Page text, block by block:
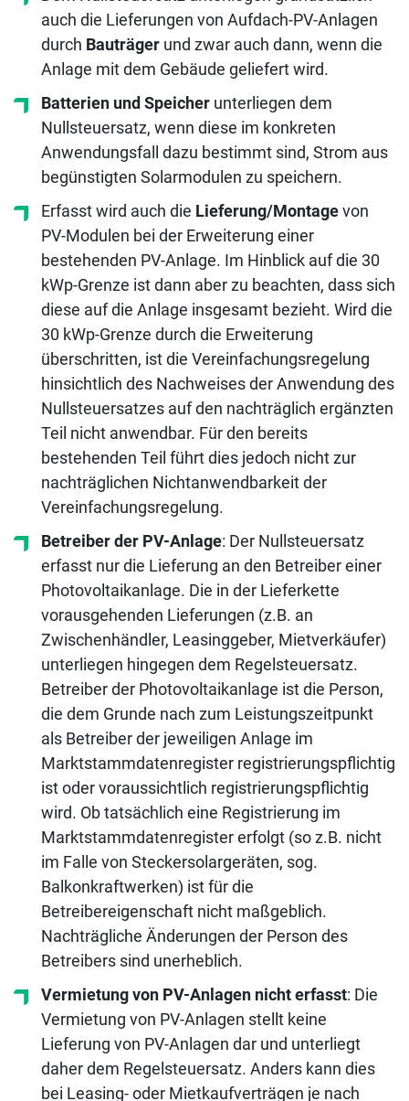
auch die Lieferungen von Aufdach-PV-Anlagen
durch Bauträger und zwar auch dann, wenn die
Anlage mit dem Gebäude geliefert wird.
Batterien und Speicher unterliegen dem
Nullsteuersatz, wenn diese im konkreten
Anwendungsfall dazu bestimmt sind, Strom aus
begünstigten Solarmodulen zu speichern.
Erfasst wird auch die Lieferung/Montagevon
PV-Modulen bei der Erweiterung einer
bestehenden PV-Anlage. Im Hinblick auf die 30
kWp-Grenze ist dann aber zu beachten, dass sich
diese auf die Anlage insgesamt bezieht. Wird die
30 kWp-Grenze durch die Erweiterung
überschritten, ist die Vereinfachungsregelung
hinsichtlich des Nachweises der Anwendung des
Nullsteuersatzes auf den nachträglich ergänzten
Teil nicht anwendbar. Für den bereits
bestehenden Teil führt dies jedoch nicht zur
nachträglichen Nichtanwendbarkeit der
Vereinfachungsregelung.
Betreiber der PV-Anlage: Der Nullsteuersatz
erfasst nur die Lieferung an den Betreiber einer
Photovoltaikanlage. Die in der Lieferkette
vorausgehenden Lieferungen (z.B. an
Zwischenhändler, Leasinggeber, Mietverkäufer)
unterliegen hingegen dem Regelsteuersatz.
Betreiber der Photovoltaikanlage ist die Person,
die dem Grunde nach zum Leistungszeitpunkt
als Betreiber der jeweiligen Anlage im
Marktstammdatenregister registrierungspflichtig
ist oder voraussichtlich registrierungspflichtig
wird. Ob tatsächlich eine Registrierung im
Marktstammdatenregister erfolgt (so z.B. nicht
im Falle von Steckersolargeräten, sog.
Balkonkraftwerken) ist für die
Betreibereigenschaft nicht maßgeblich.
Nachträgliche Änderungen der Person des
Betreibers sind unerheblich.
Vermietung von PV-Anlagen nicht erfasst: Die
Vermietung von PV-Anlagen stellt keine
Lieferung von PV-Anlagen dar und unterliegt
daher dem Regelsteuersatz. Anders kann dies
bei Leasing- oder Mietkaufverträgen je nach